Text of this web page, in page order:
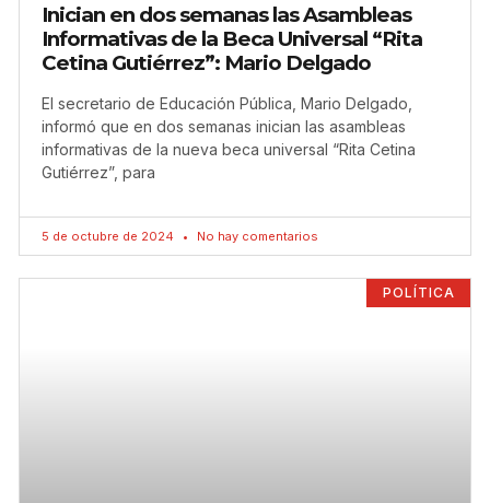
Inician en dos semanas las Asambleas
Informativas de la Beca Universal “Rita
Cetina Gutiérrez”: Mario Delgado
El secretario de Educación Pública, Mario Delgado,
informó que en dos semanas inician las asambleas
informativas de la nueva beca universal “Rita Cetina
Gutiérrez”, para
5 de octubre de 2024 No hay comentarios
POLÍTICA